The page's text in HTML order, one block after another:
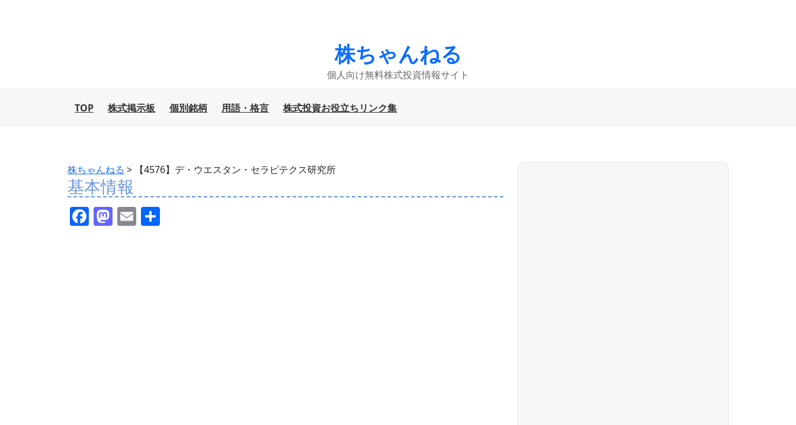
株ちゃんねる
個人向け無料株式投資情報サイト
TOP 株式掲示板 個別銘柄 用語・格言 株式投資お役立ちリンク集
株ちゃんねる > 【4576】デ・ウエスタン・セラピテクス研究所
基本情報
F M E